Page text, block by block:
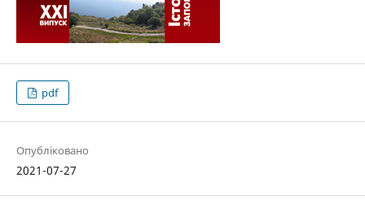
pdf
Опубліковано
2021-07-27